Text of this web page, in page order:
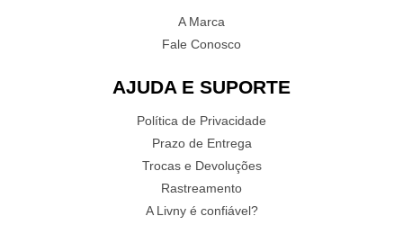
A Marca
Fale Conosco
AJUDA E SUPORTE
Política de Privacidade
Prazo de Entrega
Trocas e Devoluções
Rastreamento
A Livny é confiável?